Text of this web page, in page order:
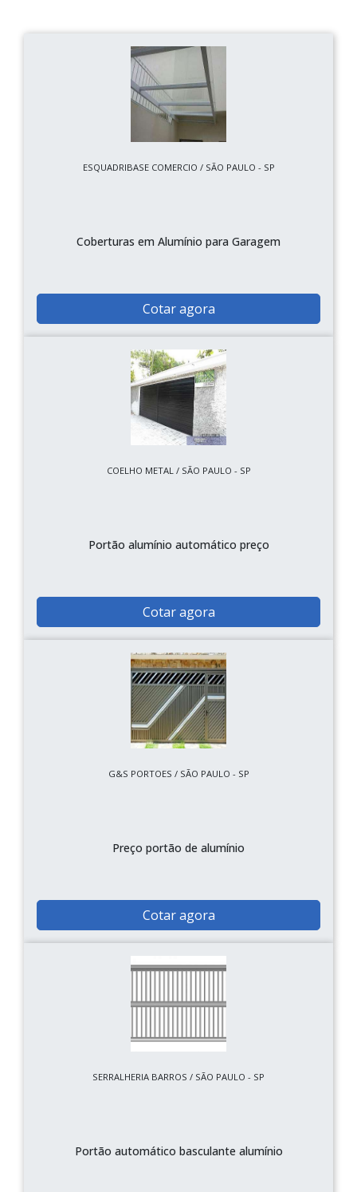
ESQUADRIBASE COMERCIO / SÃO PAULO - SP
Coberturas em Alumínio para Garagem
Cotar agora
COELHO METAL / SÃO PAULO - SP
Portão alumínio automático preço
Cotar agora
G&S PORTOES / SÃO PAULO - SP
Preço portão de alumínio
Cotar agora
SERRALHERIA BARROS / SÃO PAULO - SP
Portão automático basculante alumínio